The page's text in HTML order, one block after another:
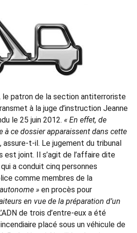
le patron de la section antiterroriste
à la juge d’instruction Jeanne
le 25 juin 2012. « En effet, de
à ce dossier apparaissent dans cette
, assure-t-il. Le jugement du tribunal
est joint. Il s’agit de l’affaire dite
a conduit cinq personnes
comme membres de la
» en procès pour
en vue de la préparation d’un
de trois d’entre-eux a été
placé sous un véhicule de